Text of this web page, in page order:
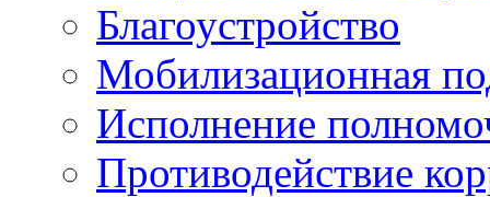
Благоустройство
Мобилизационная
Исполнение
Противодействие